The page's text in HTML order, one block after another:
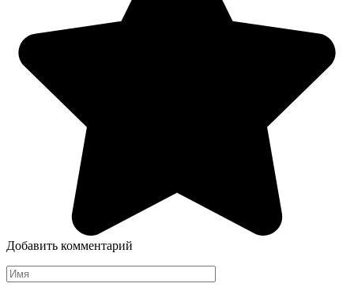
Добавить комментарий
Имя